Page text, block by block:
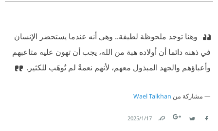
‫ وهنا توجد ملحوظة لطيفة.. وهي أنه عندما يستحضر الإنسان
في ذهنه دائما أن أولاده هبة من الله، يجب أن تهون عليه متاعبهم
وأعباؤهم والجهد المبذول معهم، لأنهم نعمةٌ لم تُوهَب للكثير.
مشاركة من Wael Talkhan
17‏/1‏/2025